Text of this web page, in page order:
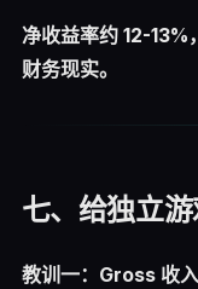
净收益率约 12-
财务现实。
七、给独立
教训一：Gross 收